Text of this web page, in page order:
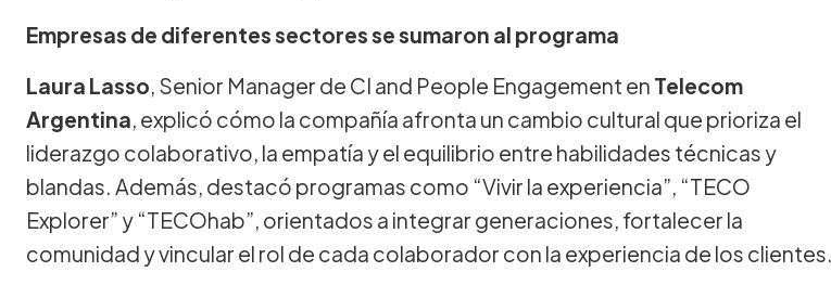
Empresas de diferentes sectores se sumaron al programa
Laura Lasso, Senior Manager de CI and People Engagement en Telecom
Argentina, explicó cómo la compañía afronta un cambio cultural que prioriza el
liderazgo colaborativo, la empatía y el equilibrio entre habilidades técnicas y
blandas. Además, destacó programas como “Vivir la experiencia”, “TECO
Explorer” y “TECOhab”, orientados a integrar generaciones, fortalecer la
comunidad y vincular el rol de cada colaborador con la experiencia de los clientes.